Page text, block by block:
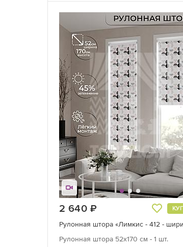
2 640
Рулонная штора 52х170 см - 1 шт.